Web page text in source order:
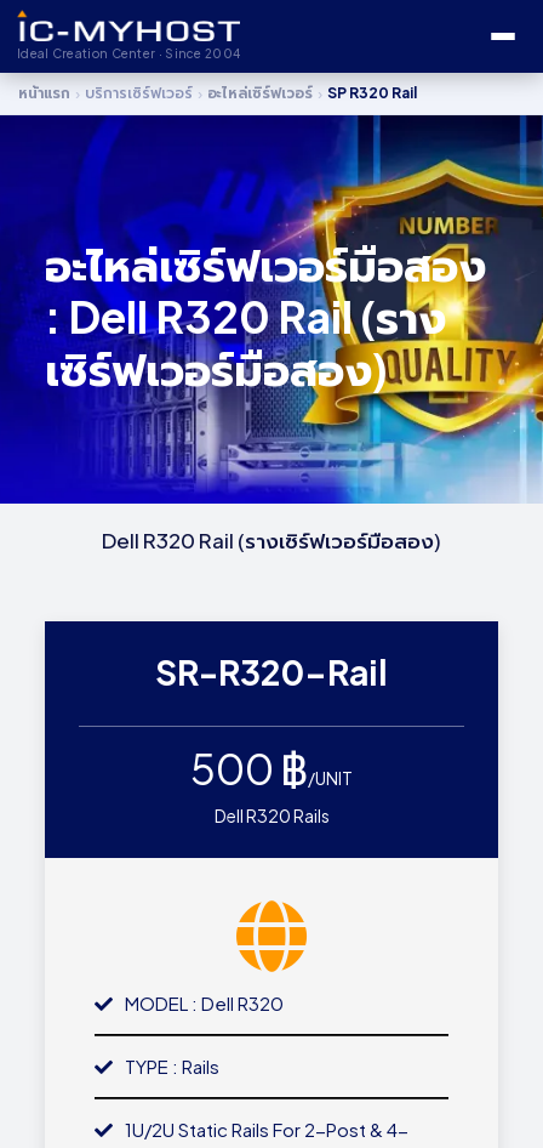
Ideal Creation Center · Since 2004
หน้าแรก › บริการเซิร์ฟเวอร์ › อะไหล่เซิร์ฟเวอร์ › SP R320 Rail
อะไหล่เซิร์ฟเวอร์มือสอง
: Dell R320 Rail (ราง
เซิร์ฟเวอร์มือสอง)
Dell R320 Rail (รางเซิร์ฟเวอร์มือสอง)
SR-R320-Rail
500 ฿/UNIT
Dell R320 Rails
MODEL : Dell R320
TYPE : Rails
1U/2U Static Rails For 2-Post & 4-